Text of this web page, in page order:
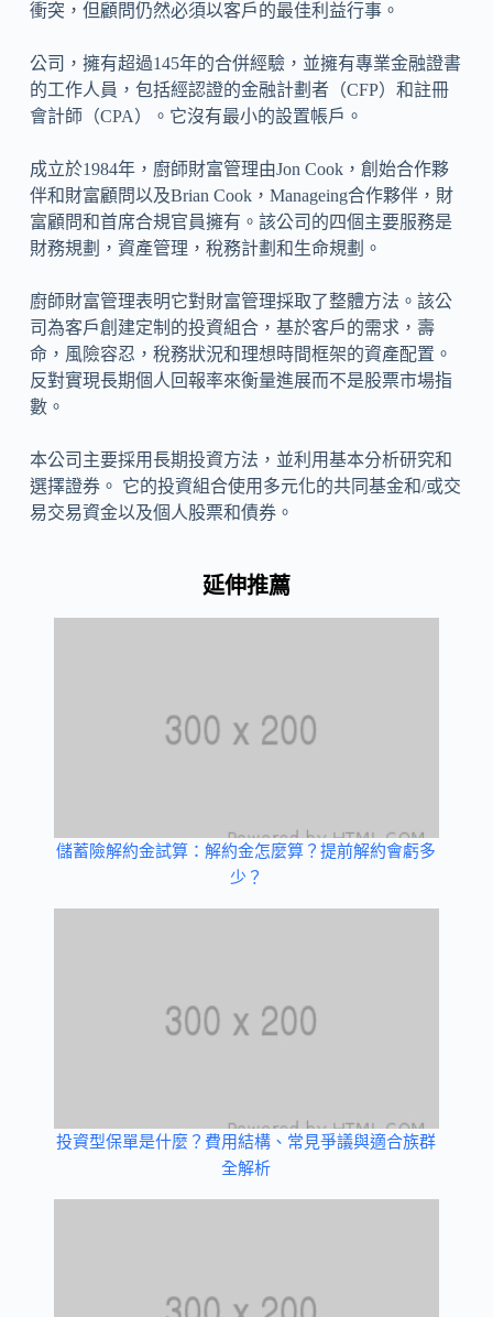
衝突，但顧問仍然必須以客戶的最佳利益行事。
公司，擁有超過145年的合併經驗，並擁有專業金融證書
的工作人員，包括經認證的金融計劃者（CFP）和註冊
會計師（CPA）。它沒有最小的設置帳戶。
成立於1984年，廚師財富管理由Jon Cook，創始合作夥
伴和財富顧問以及Brian Cook，Manageing合作夥伴，財
富顧問和首席合規官員擁有。該公司的四個主要服務是
財務規劃，資產管理，稅務計劃和生命規劃。
廚師財富管理表明它對財富管理採取了整體方法。該公
司為客戶創建定制的投資組合，基於客戶的需求，壽
命，風險容忍，稅務狀況和理想時間框架的資產配置。
反對實現長期個人回報率來衡量進展而不是股票市場指
數。
本公司主要採用長期投資方法，並利用基本分析研究和
選擇證券。 它的投資組合使用多元化的共同基金和/或交
易交易資金以及個人股票和債券。
延伸推薦
儲蓄險解約金試算：解約金怎麼算？提前解約會虧多
少？
投資型保單是什麼？費用結構、常見爭議與適合族群
全解析